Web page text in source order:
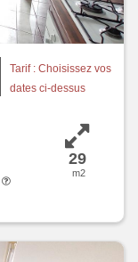
Tarif : Choisissez vos
dates ci-dessus
29
m2